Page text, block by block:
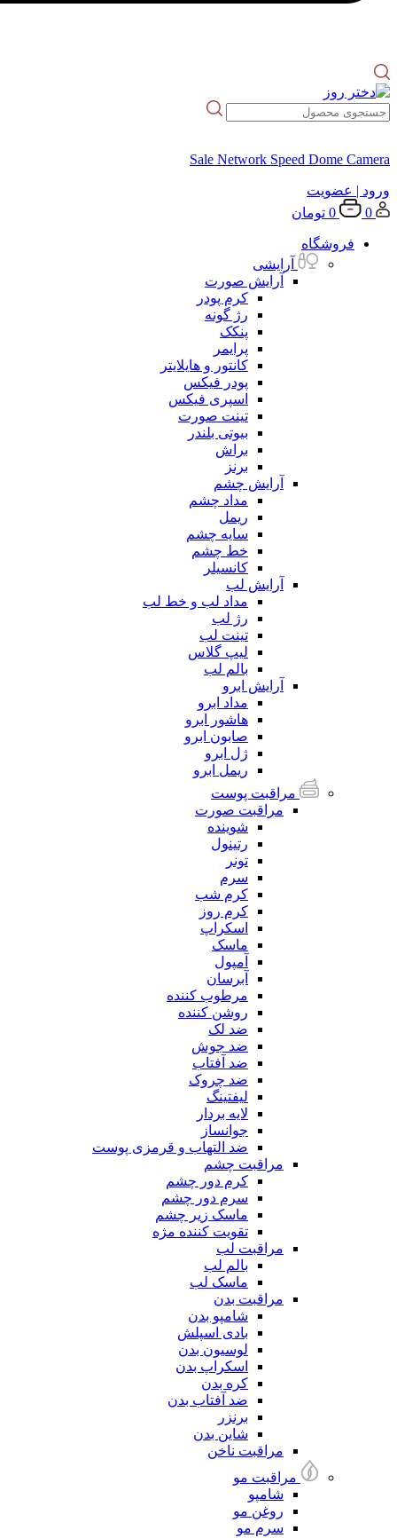
Sale Network Speed Dome Camera
ورود | عضویت
0
0 تومان
فروشگاه
آرایشی
آرایش صورت
کرم پودر
رژ گونه
پنکک
پرایمر
کانتور و هایلایتر
پودر فیکس
اسپری فیکس
تینت صورت
بیوتی بلندر
براش
برنز
آرایش چشم
مداد چشم
ریمل
سایه چشم
خط چشم
کانسیلر
آرایش لب
مداد لب و خط لب
رژ لب
تینت لب
لیپ گلاس
بالم لب
آرایش ابرو
مداد ابرو
هاشور ابرو
صابون ابرو
ژل ابرو
ریمل ابرو
مراقبت پوست
مراقبت صورت
شوینده
رتینول
تونر
سرم
کرم شب
کرم روز
اسکراپ
ماسک
آمپول
آبرسان
مرطوب کننده
روشن کننده
ضد لک
ضد جوش
ضد آفتاب
ضد چروک
لیفتینگ
لایه بردار
جوانساز
ضد التهاب و قرمزی پوست
مراقبت چشم
کرم دور چشم
سرم دور چشم
ماسک زیر چشم
تقویت کننده مژه
مراقبت لب
بالم لب
ماسک لب
مراقبت بدن
شامپو بدن
بادی اسپلش
لوسیون بدن
اسکراپ بدن
کره بدن
ضد آفتاب بدن
برنزر
شاین بدن
مراقبت ناخن
مراقبت مو
شامپو
روغن مو
سرم مو